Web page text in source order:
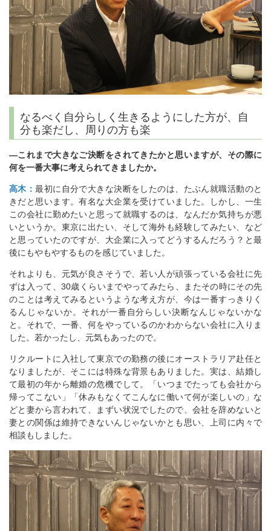
なるべく自分らしく生きるようにした方が、自
分も楽だし、周りの方も楽
―これまで大きなご決断をされてきたかと思いますが、その際に
何を一番大事に考えられてきましたか。
高木：最初に自分で大きな決断をしたのは、たぶん就職活動のと
きだと思います。有名な大企業を受けていました。しかし、一生
この会社に勤めたいと思って就職するのは、なんだか気持ちが悪
いというか。東京に出たい、そして海外も経験してみたい、など
と思っていたのですが、大企業に入ってどうするんだろう？と最
後にもやもやするものを感じていました。
それよりも、元気が良さそうで、若い人が頑張っている会社に先
ずは入って、30歳くらいまでやってみたら、またその時にその先
のことは考えてみるというような考え方が、今は一番すっきりく
るんじゃないか。それが一番自分らしい決断なんじゃないかな
と。それで、一番、何をやっているのかわからない会社に入りま
した。若かったし、元気もあったので。
リクルートに入社して東京での勤務の後にオーストラリア赴任と
なりましたが、そこには特殊な背景もありました。実は、結婚し
て最初の年から離婚の危機でして。「いつまでたっても会社から
帰ってこない」「休みもなくてこんなに働いて何が楽しいの」な
どと妻から言われて、まずい状況でしたので、会社を辞めないと
妻との関係は維持できないんじゃないかとも思い、上司に内々で
相談もしました。